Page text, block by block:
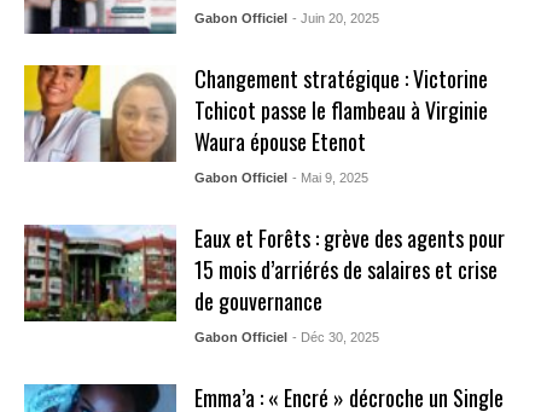
Gabon Officiel - Juin 20, 2025
Changement stratégique : Victorine
Tchicot passe le flambeau à Virginie
Waura épouse Etenot
Gabon Officiel - Mai 9, 2025
Eaux et Forêts : grève des agents pour
15 mois d’arriérés de salaires et crise
de gouvernance
Gabon Officiel - Déc 30, 2025
Emma’a : « Encré » décroche un Single